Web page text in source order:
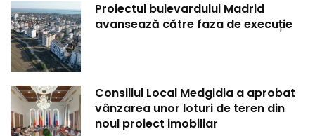
Proiectul bulevardului Madrid
avansează către faza de execuție
Consiliul Local Medgidia a aprobat
vânzarea unor loturi de teren din
noul proiect imobiliar